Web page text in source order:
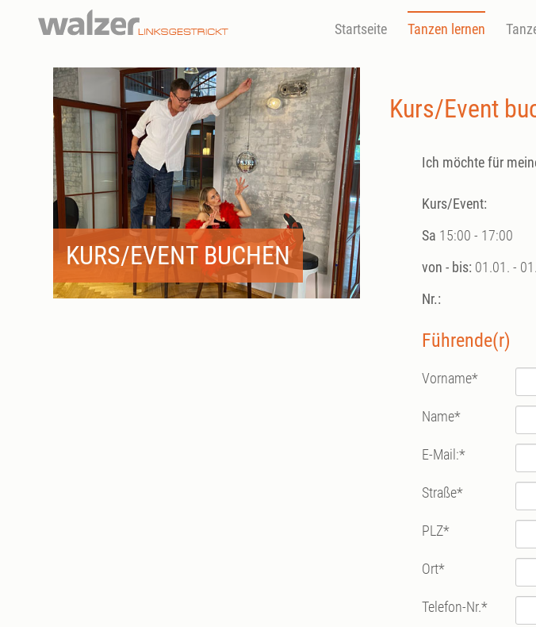
Startseite Tanzen lernen
KURS/EVENT BUCHEN
Kurs/Event
Ich möchte für
Kurs/Event:
Sa 15:00 - 17:00
von - bis: 01.01. -
Nr.:
Führende(r)
Vorname*
Name*
E-Mail:*
Straße*
PLZ*
Ort*
Telefon-Nr.*